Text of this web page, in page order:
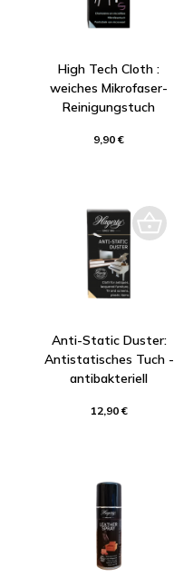
High Tech Cloth :
weiches Mikrofaser-
Reinigungstuch
9,90 €
Anti-Static Duster:
Antistatisches Tuch -
antibakteriell
12,90 €